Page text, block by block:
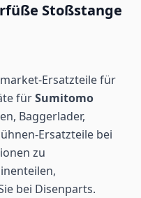
Stoßstange
Ersatzteile für
fürSumitomo
Baggerlader,
Ersatzteile bei
zu
bei Disenparts.